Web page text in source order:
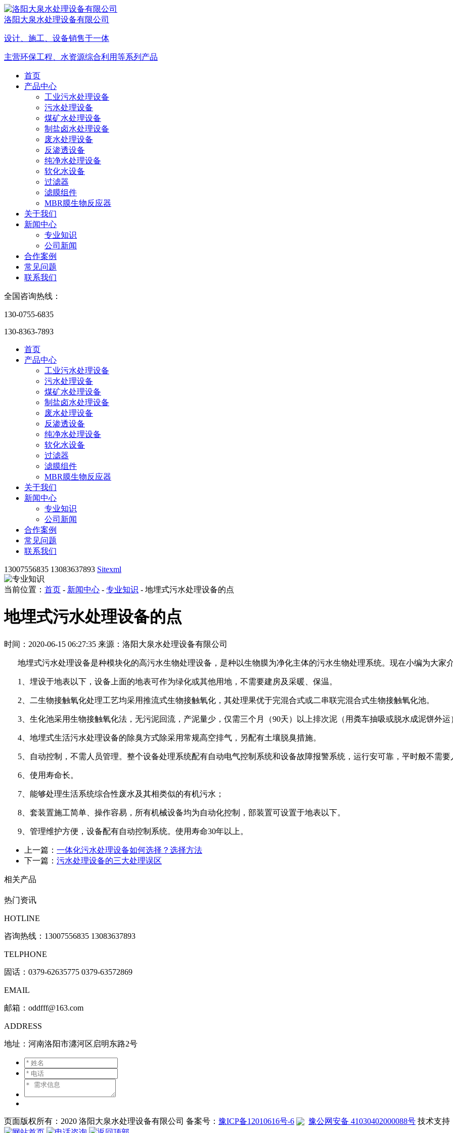
洛阳大泉水处理设备有限公司
设计、施工、设备销售于一体
主营环保工程、水资源综合利用等系列产品
首页
产品中心
工业污水处理设备
污水处理设备
煤矿水处理设备
制盐卤水处理设备
废水处理设备
反渗透设备
纯净水处理设备
软化水设备
过滤器
滤膜组件
MBR膜生物反应器
关于我们
新闻中心
专业知识
公司新闻
合作案例
常见问题
联系我们
全国咨询热线：
130-0755-6835
130-8363-7893
首页
产品中心
工业污水处理设备
污水处理设备
煤矿水处理设备
制盐卤水处理设备
废水处理设备
反渗透设备
纯净水处理设备
软化水设备
过滤器
滤膜组件
MBR膜生物反应器
关于我们
新闻中心
专业知识
公司新闻
合作案例
常见问题
联系我们
13007556835 13083637893 Sitexml
当前位置： 首页 - 新闻中心 - 专业知识 - 地埋式污水处理设备的点
地埋式污水处理设备的点
时间：2020-06-15 06:27:35 来源：洛阳大泉水处理设备有限公司
地埋式污水处理设备是种模块化的高污水生物处理设备，是种以生物膜为净化主体的污水生物处理系统。现在小编为大家
1、埋设于地表以下，设备上面的地表可作为绿化或其他用地，不需要建房及采暖、保温。
2、二生物接触氧化处理工艺均采用推流式生物接触氧化，其处理果优于完混合式或二串联完混合式生物接触氧化池。
3、生化池采用生物接触氧化法，无污泥回流，产泥量少，仅需三个月（90天）以上排次泥（用粪车抽吸或脱水成泥饼外运
4、地埋式生活污水处理设备的除臭方式除采用常规高空排气，另配有土壤脱臭措施。
5、自动控制，不需人员管理。整个设备处理系统配有自动电气控制系统和设备故障报警系统，运行安可靠，平时般不需要
6、使用寿命长。
7、能够处理生活系统综合性废水及其相类似的有机污水；
8、套装置施工简单、操作容易，所有机械设备均为自动化控制，部装置可设置于地表以下。
9、管理维护方便，设备配有自动控制系统。使用寿命30年以上。
上一篇： 一体化污水处理设备如何选择？选择方法
下一篇： 污水处理设备的三大处理误区
相关产品
热门资讯
HOTLINE
咨询热线： 13007556835 13083637893
TELPHONE
固话：0379-62635775 0379-63572869
EMAIL
邮箱：oddfff@163.com
ADDRESS
地址：河南洛阳市瀍河区启明东路2号
页面版权所有：2020 洛阳大泉水处理设备有限公司 备案号： 豫ICP备12010616号-6 豫公网安备 41030402000088号 技术支持